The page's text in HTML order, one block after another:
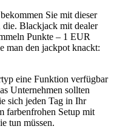
Sie mit dieser
Blackjack mit dealer
Punkte – 1 EUR
man den jackpot knackt:
eine Funktion verfügbar
Unternehmen sollten
sich jeden Tag in Ihr
farbenfrohen Setup mit
tun müssen.